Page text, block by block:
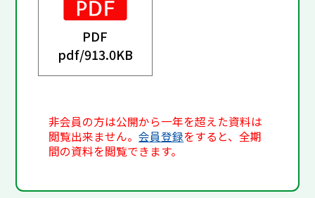
PDF
pdf/913.0KB
非会員の方は公開から一年を超えた資料は
閲覧出来ません。会員登録をすると、全期
間の資料を閲覧できます。